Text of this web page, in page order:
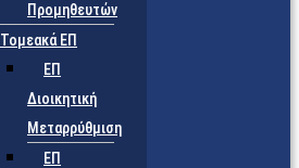
Προμηθευτών
Τομεακά ΕΠ
ΕΠ
Διοικητική
Μεταρρύθμιση
ΕΠ